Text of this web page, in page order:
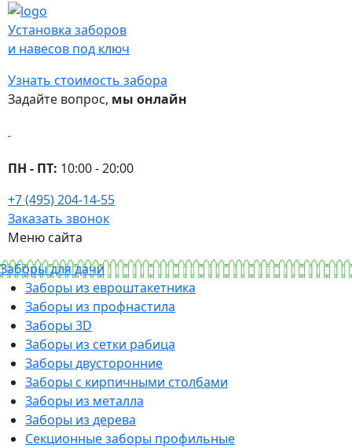
Установка заборов
и навесов под ключ
Узнать стоимость забора
Задайте вопрос, мы онлайн
ПН - ПТ: 10:00 - 20:00
+7 (495) 204-14-55
Заказать звонок
Меню сайта
Заборы для дачи
Заборы из евроштакетника
Заборы из профнастила
Заборы 3D
Заборы из сетки рабица
Заборы двусторонние
Заборы с кирпичными столбами
Заборы из металла
Заборы из дерева
Секционные заборы профильные